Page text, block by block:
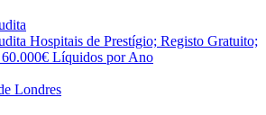
Hospitais de Prestígio; Registo Gratuito;
Líquidos por Ano
Londres